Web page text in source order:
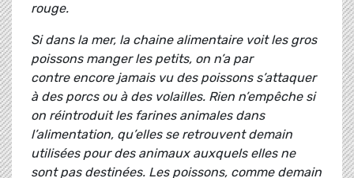
rouge.
Si dans la mer, la chaine alimentaire voit les gros
poissons manger les petits, on n’a par
contre encore jamais vu des poissons s’attaquer
à des porcs ou à des volailles. Rien n’empêche si
on réintroduit les farines animales dans
l’alimentation, qu’elles se retrouvent demain
utilisées pour des animaux auxquels elles ne
sont pas destinées. Les poissons, comme demain